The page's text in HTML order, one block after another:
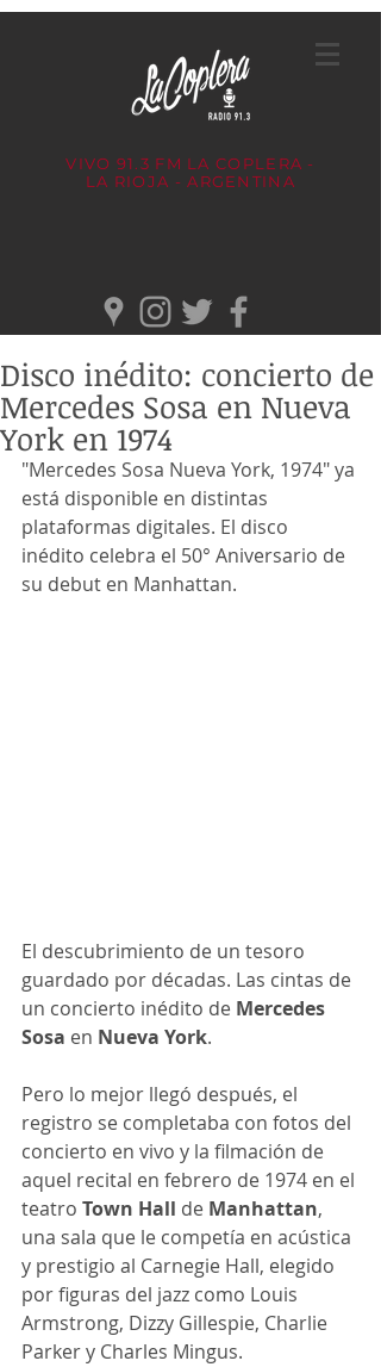
VIVO 91.3 FM LA COPLERA -
LA RIOJA - ARGENTINA
Disco inédito: concierto de
Mercedes Sosa en Nueva
York en 1974
"Mercedes Sosa Nueva York, 1974" ya
está disponible en distintas
plataformas digitales. El disco
inédito celebra el 50° Aniversario de
su debut en Manhattan.
El descubrimiento de un tesoro
guardado por décadas. Las cintas de
un concierto inédito de Mercedes
Sosa en Nueva York.
Pero lo mejor llegó después, el
registro se completaba con fotos del
concierto en vivo y la filmación de
aquel recital en febrero de 1974 en el
teatro Town Hall de Manhattan,
una sala que le competía en acústica
y prestigio al Carnegie Hall, elegido
por figuras del jazz como Louis
Armstrong, Dizzy Gillespie, Charlie
Parker y Charles Mingus.